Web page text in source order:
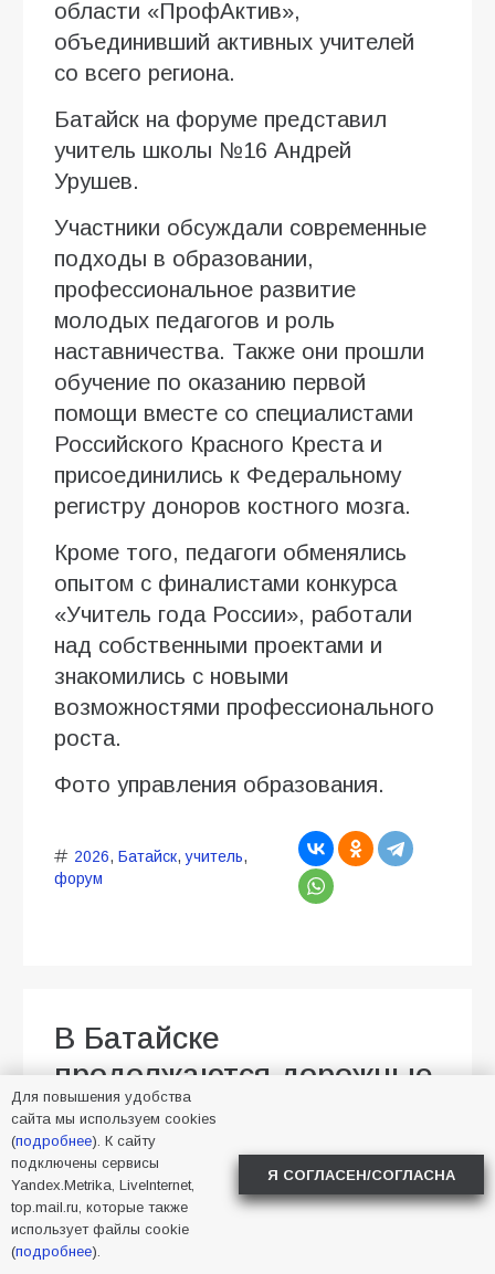
области «ПрофАктив»,
объединивший активных учителей
со всего региона.
Батайск на форуме представил
учитель школы №16 Андрей
Урушев.
Участники обсуждали современные
подходы в образовании,
профессиональное развитие
молодых педагогов и роль
наставничества. Также они прошли
обучение по оказанию первой
помощи вместе со специалистами
Российского Красного Креста и
присоединились к Федеральному
регистру доноров костного мозга.
Кроме того, педагоги обменялись
опытом с финалистами конкурса
«Учитель года России», работали
над собственными проектами и
знакомились с новыми
возможностями профессионального
роста.
Фото управления образования.
2026, Батайск,учитель,
форум
В Батайске
продолжаются дорожные
работы
Алена Васнецова
Новости в Батайске
93
Для повышения удобства
сайта мы используем cookies
(подробнее). К сайту
подключены сервисы
Yandex.Metrika, LiveInternet,
top.mail.ru, которые также
использует файлы cookie
(подробнее).
Я СОГЛАСЕН/СОГЛАСНА